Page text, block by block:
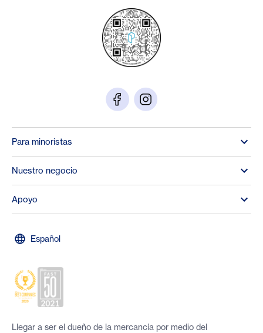
Para minoristas
Nuestro negocio
Apoyo
Español
Llegar a ser el dueño de la mercancía por medio del